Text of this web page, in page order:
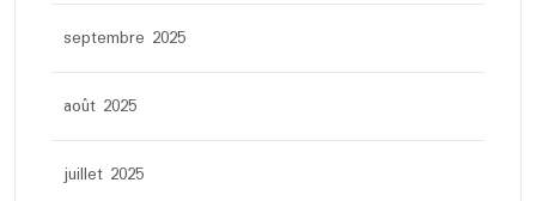
septembre 2025
août 2025
juillet 2025